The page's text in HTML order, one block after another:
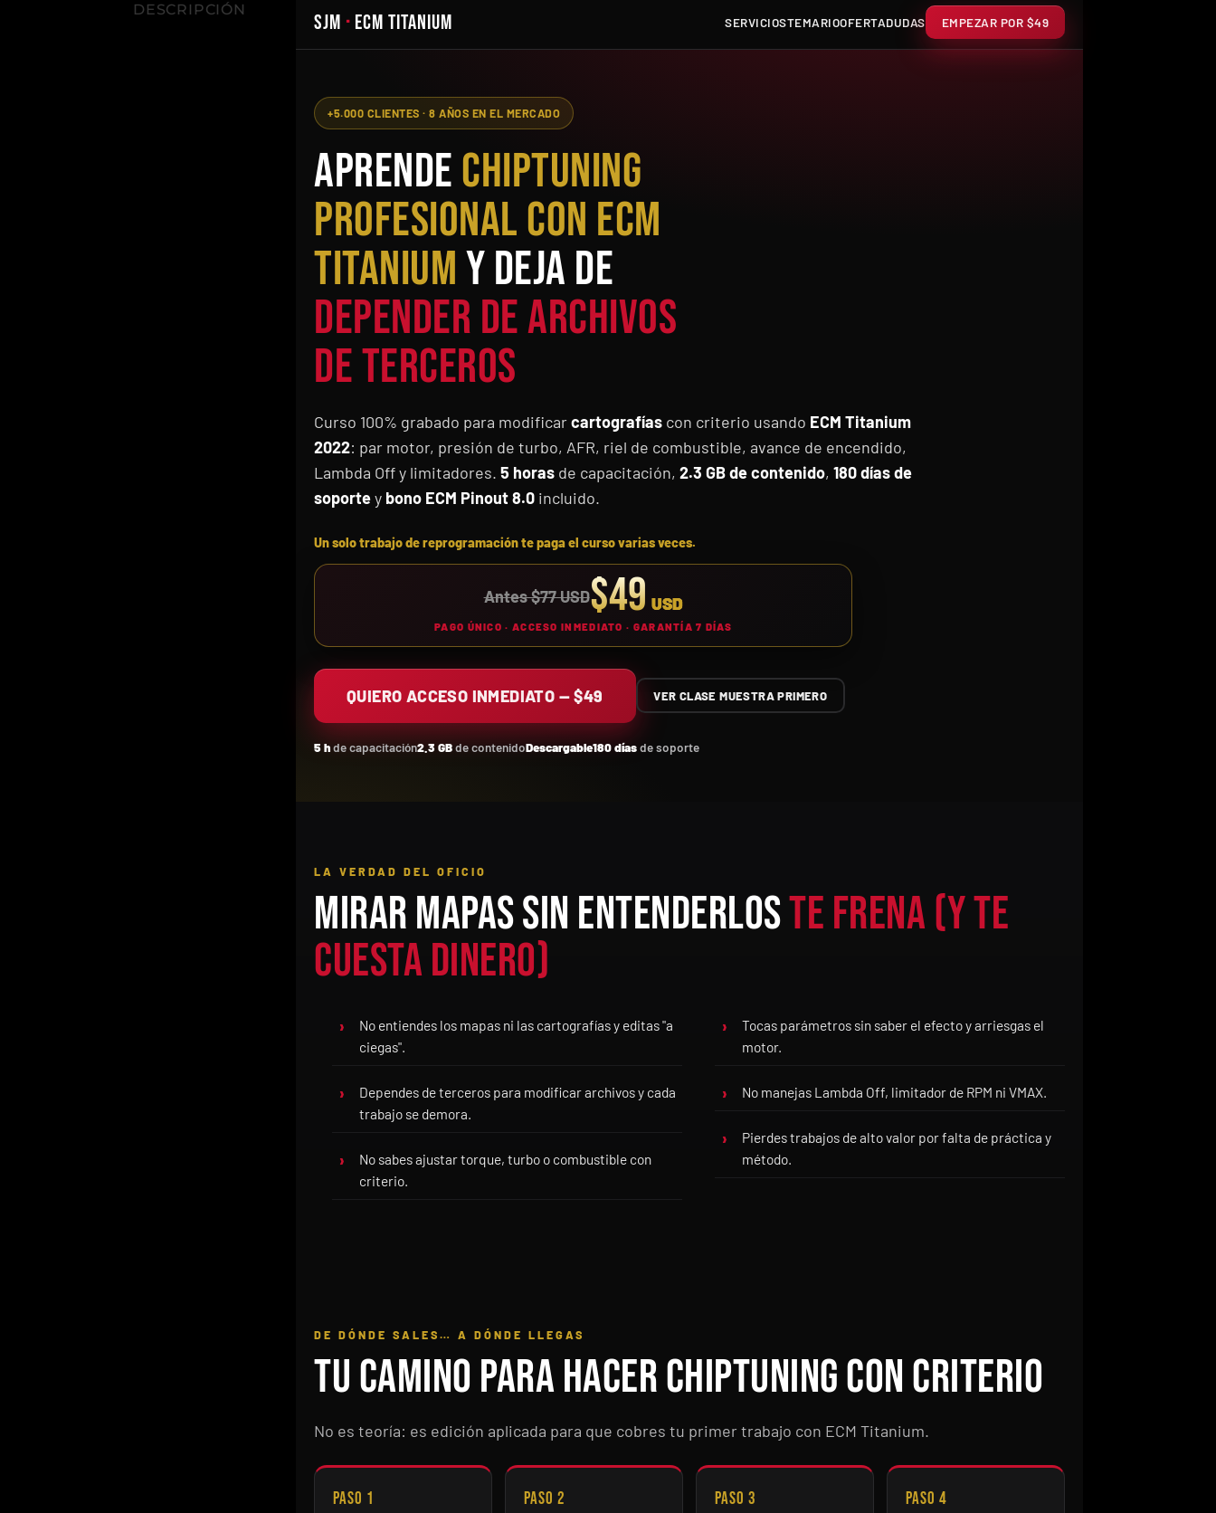
DESCRIPCIÓN SJM · ECM TITANIUM SERVICIOSTEMARIOOFERTADUDAS EMPEZAR POR $49
+5.000 CLIENTES · 8 AÑOS EN EL MERCADO
Aprendechiptuning
profesional con ECM
Titaniumy deja de
depender de archivos
de terceros
Curso 100% grabado para modificarcartografías con criterio usando ECM Titanium
2022: par motor, presión de turbo, AFR, riel de combustible, avance de encendido,
Lambda Off y limitadores. 5 horas de capacitación, 2.3 GB de contenido, 180 días de
soportey bono ECM Pinout 8.0 incluido.
Un solo trabajo de reprogramación te paga el curso varias veces.
Antes $77 USD$49 USD
PAGO ÚNICO · ACCESO INMEDIATO · GARANTÍA 7 DÍAS
QUIERO ACCESO INMEDIATO — $49 VER CLASE MUESTRA PRIMERO
5 hde capacitación2.3 GBde contenidoDescargable180 díasde soporte
LA VERDAD DEL OFICIO
Mirar mapas sin entenderloste frena (y te
cuesta dinero)
No entiendes los mapas ni las cartografías y editas "a
ciegas".
Dependes de terceros para modificar archivos y cada
trabajo se demora.
No sabes ajustar torque, turbo o combustible con
criterio.
Tocas parámetros sin saber el efecto y arriesgas el
motor.
No manejas Lambda Off, limitador de RPM ni VMAX.
Pierdes trabajos de alto valor por falta de práctica y
método.
DE DÓNDE SALES… A DÓNDE LLEGAS
Tu camino para hacer chiptuning con criterio
No es teoría: es edición aplicada para que cobres tu primer trabajo con ECM Titanium.
Paso 1 Paso 2 Paso 3 Paso 4